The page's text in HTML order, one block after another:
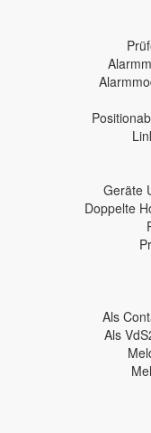
Geräte
Doppelte
Als
Als